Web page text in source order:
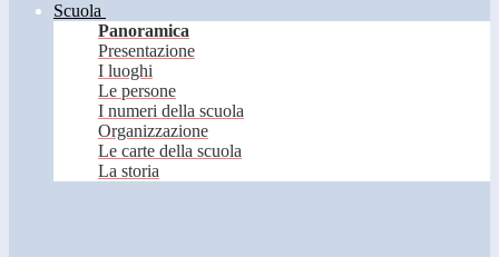
Scuola
Panoramica
Presentazione
I luoghi
Le persone
I numeri della scuola
Organizzazione
Le carte della scuola
La storia